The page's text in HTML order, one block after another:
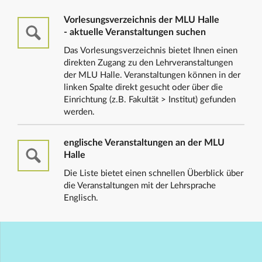
Vorlesungsverzeichnis der MLU Halle
- aktuelle Veranstaltungen suchen
Das Vorlesungsverzeichnis bietet Ihnen einen
direkten Zugang zu den Lehrveranstaltungen
der MLU Halle. Veranstaltungen können in der
linken Spalte direkt gesucht oder über die
Einrichtung (z.B. Fakultät > Institut) gefunden
werden.
englische Veranstaltungen an der MLU
Halle
Die Liste bietet einen schnellen Überblick über
die Veranstaltungen mit der Lehrsprache
Englisch.